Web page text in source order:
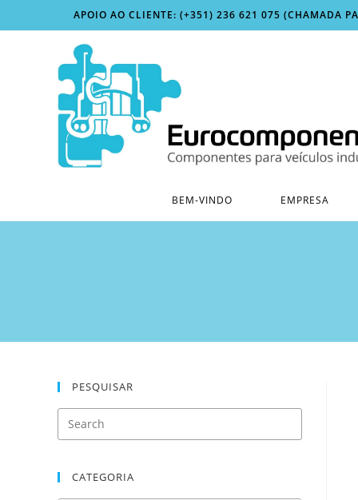
to
APOIO AO CLIENTE: (+351) 236 621 075 (CHAMADA
BEM-VINDO EMPRESA
PESQUISAR
CATEGORIA